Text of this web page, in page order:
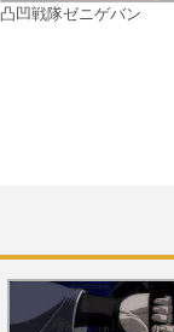
凸凹戦隊ゼニゲバン